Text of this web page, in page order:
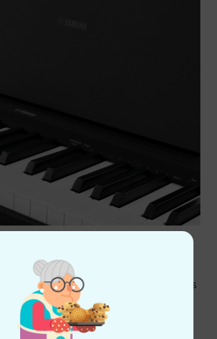
P-145 B BT sind zehn Preset-Songs
Komponisten, zu denen geübt
weitere Demo-Songs stellen die
dieses Stagepianos vor. Neben